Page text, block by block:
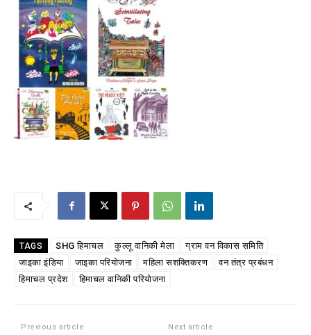
TAGS SHG हिमाचल कुल्लू वानिकी मेला
ग्राम वन विकास समिति
जाइका इंडिया
जाइका परियोजना महिला सशक्तिकरण
वन तंत्र प्रबंधन
हिमाचल प्रदेश
हिमाचल वानिकी परियोजना
Previous article Next article